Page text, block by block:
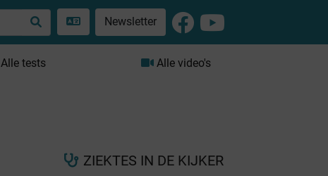
Newsletter
Alle tests Alle video's
ZIEKTES IN DE KIJKER